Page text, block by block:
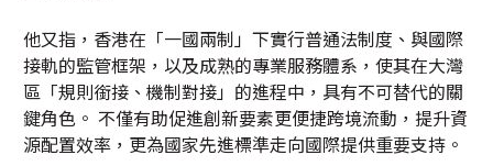
他又指，香港在「一國兩制」下實行普通法制度、與國際
接軌的監管框架，以及成熟的專業服務體系，使其在大灣
區「規則銜接、機制對接」的進程中，具有不可替代的關
鍵角色。 不僅有助促進創新要素更便捷跨境流動，提升資
源配置效率，更為國家先進標準走向國際提供重要支持。